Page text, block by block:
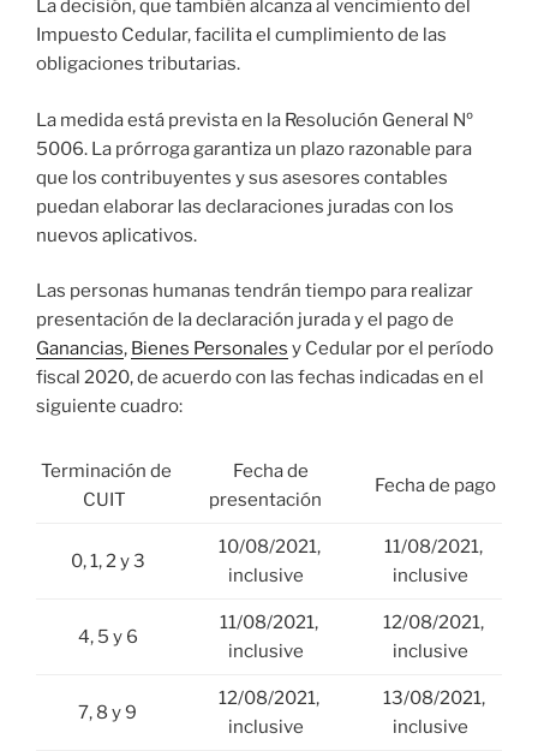
La decisión, que también alcanza al vencimiento del
Impuesto Cedular, facilita el cumplimiento de las
obligaciones tributarias.
La medida está prevista en la Resolución General Nº
5006. La prórroga garantiza un plazo razonable para
que los contribuyentes y sus asesores contables
puedan elaborar las declaraciones juradas con los
nuevos aplicativos.
Las personas humanas tendrán tiempo para realizar
presentación de la declaración jurada y el pago de
Ganancias, Bienes Personales y Cedular por el período
fiscal 2020, de acuerdo con las fechas indicadas en el
siguiente cuadro:
Terminación de
CUIT
Fecha de
presentación
Fecha de pago
0, 1, 2 y 3
10/08/2021,
inclusive
11/08/2021,
inclusive
4, 5 y 6
11/08/2021,
inclusive
12/08/2021,
inclusive
7, 8 y 9
12/08/2021,
inclusive
13/08/2021,
inclusive